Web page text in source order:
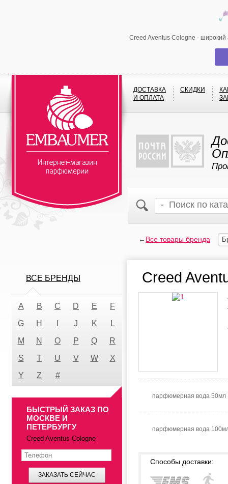
Creed Aventus Cologne -
ДОСТАВКА
И ОПЛАТА
СКИДКИ
←Все товары бренда
Creed
парфюмерная вода 50мл
парфюмерная вода
Способы доставки:
ВСЕ БРЕНДЫ
A B C D E
F
G
H J K
L
M
N O P Q
R
S
T U V W
X
Y
Z #
БЫСТРЫЙ ЗАКАЗ ПО
МОСКВЕ И
ПЕТЕРБУРГУ
Creed Aventus Cologne
ЗАКАЗАТЬ СЕЙЧАС